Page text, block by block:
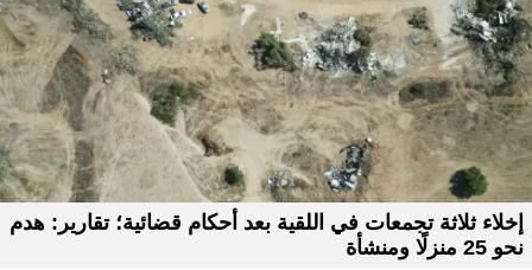
إخلاء ثلاثة تجمعات في اللقية بعد أحكام قضائية؛ تقارير: هدم
نحو 25 منزلًا ومنشأة